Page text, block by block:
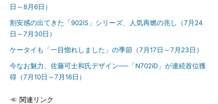
日～8月6日）
割安感の出てきた「902iS」シリーズ、人気再燃の兆し（7月24
日～7月30日）
ケータイも「一目惚れしました」の季節（7月17日～7月23日）
今なお魅力、佐藤可士和氏デザイン──「N702iD」が連続首位獲
得（7月10日～7月16日）
関連リンク